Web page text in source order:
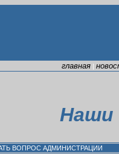
главная |
Наши
ВОПРОС АДМИНИСТРАЦИИ